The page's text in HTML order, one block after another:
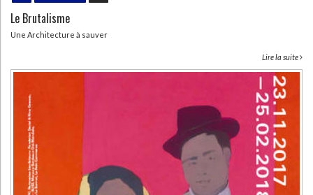
Le Brutalisme
Une Architecture à sauver
Lire la suite